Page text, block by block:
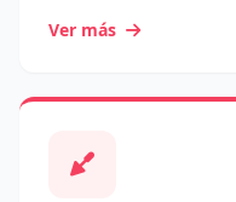
Ver más